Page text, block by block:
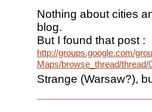
Nothing about cities
blog.
But I found that post :
http://groups.google.com/
Maps/browse_thread/thread/
Strange (Warsaw?),